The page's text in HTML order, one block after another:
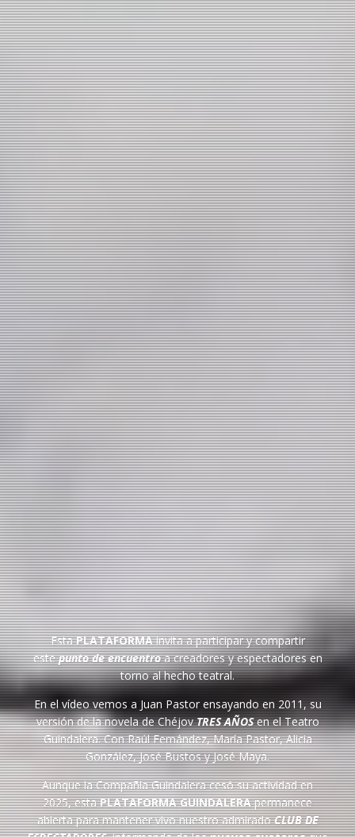
EstaPLATAFORMAinvita a participar y compartir
estepunto de encuentroa creadores y espectadores en
torno al hecho teatral.
En el vídeo vemos a Juan Pastor ensayando en 2011, su
versión de la novela de ChéjovTRES AÑOSen el Teatro
Guindalera. Con Raúl Fernández, María Pastor, Alicia
González, José Bustos y José Maya.
Aunque la Compañía Guindalera cesó su actividad en
2025, estaPLATAFORMA GUINDALERApermanece
abierta para mantener vivo nuestro admiradoCLUB DE